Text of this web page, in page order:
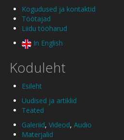
Kogudused ja kontaktid
Töötajad
Liidu tööharud
In English
Koduleht
Esileht
Uudised ja artiklid
Teated
Galeriid, Videod, Audio
Materjalid